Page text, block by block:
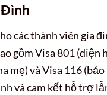
Đình
các thành viên gia
gồm Visa 801 (diện
mẹ) và Visa 116
và cam kết hỗ trợ